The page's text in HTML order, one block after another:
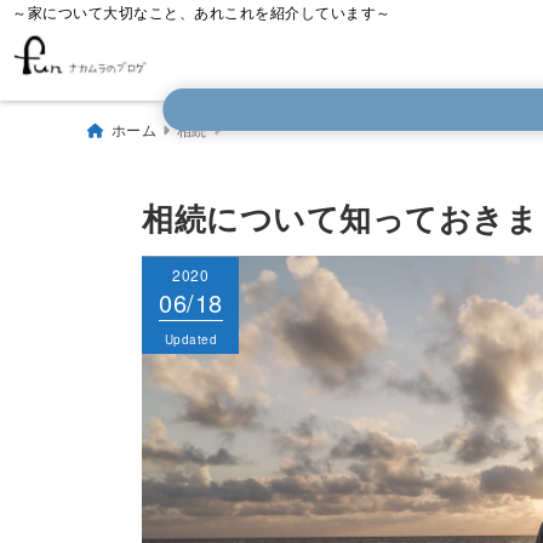
～家について大切なこと、あれこれを紹介しています～
ホーム 相続
相続について知っておき
2020
06/18
Updated
2020
06/18
Published